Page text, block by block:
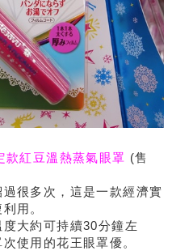
款紅豆溫熱蒸氣眼罩 (售
很多次，這是一款經濟實
用。
大約可持續30分鐘左
使用的花王眼罩優。